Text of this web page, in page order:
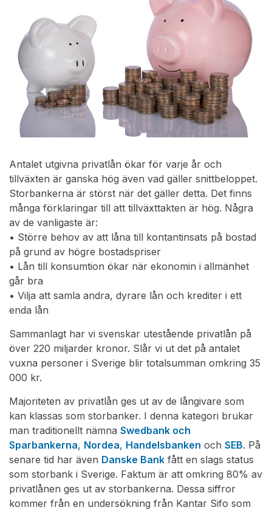
Antalet utgivna privatlån ökar för varje år och
tillväxten är ganska hög även vad gäller snittbeloppet.
Storbankerna är störst när det gäller detta. Det finns
många förklaringar till att tillväxttakten är hög. Några
av de vanligaste är:
• Större behov av att låna till kontantinsats på bostad
på grund av högre bostadspriser
• Lån till konsumtion ökar när ekonomin i allmänhet
går bra
• Vilja att samla andra, dyrare lån och krediter i ett
enda lån
Sammanlagt har vi svenskar utestående privatlån på
över 220 miljarder kronor. Slår vi ut det på antalet
vuxna personer i Sverige blir totalsumman omkring 35
000 kr.
Majoriteten av privatlån ges ut av de långivare som
kan klassas som storbanker. I denna kategori brukar
man traditionellt nämna Swedbank och
Sparbankerna, Nordea, Handelsbanken och SEB. På
senare tid har även Danske Bank fått en slags status
som storbank i Sverige. Faktum är att omkring 80% av
privatlånen ges ut av storbankerna. Dessa siffror
kommer från en undersökning från Kantar Sifo som